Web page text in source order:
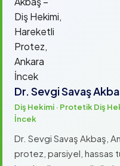
Dr. Sevgi Savaş
Diş Hekimi · Protetik Diş
İncek
Dr. Sevgi Savaş Akbaş,
protez, parsiyel, hassas